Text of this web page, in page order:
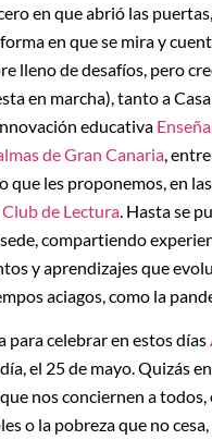
en que abrió las
en que se mira y
lleno de desafíos, pero
en marcha), tanto a
educativa
de Gran Canaria ,
que les proponemos, en
Club de Lectura . Hasta se
compartiendo
y aprendizajes que
aciagos, como la
para celebrar en estos días
el 25 de mayo. Quizás
nos conciernen a
o la pobreza que no